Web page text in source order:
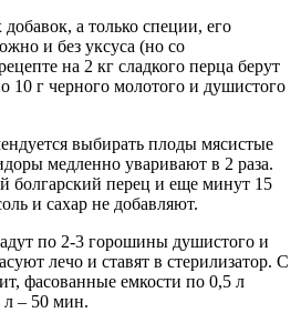
а только специи, его
и без уксуса (но со
на 2 кг сладкого перца берут
10 г черного молотого и душистого
выбирать плоды мясистые
медленно уваривают в 2 раза.
болгарский перец и еще минут 15
и сахар не добавляют.
по 2-3 горошины душистого и
лечо и ставят в стерилизатор. С
фасованные емкости по 0,5 л
– 50 мин.